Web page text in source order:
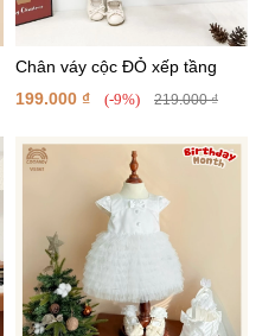
Chân váy cộc ĐỎ xếp tầng
199.000 ₫
(-9%) 219.000 ₫